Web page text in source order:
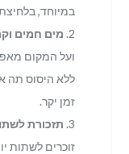
במיוחד,
מים חמים
ועל המקום
ללא היסוס תה
זמן יקר.
תזכורת
זוכרים לשתות